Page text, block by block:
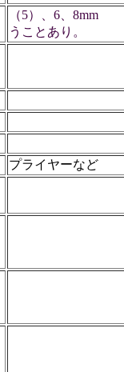
（5）、6、8mm
うことあり。
プライヤーなど